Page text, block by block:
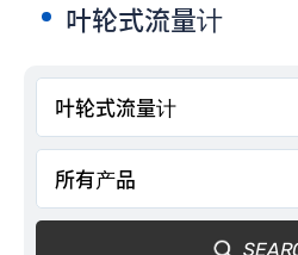
联络我们
叶轮式流量计